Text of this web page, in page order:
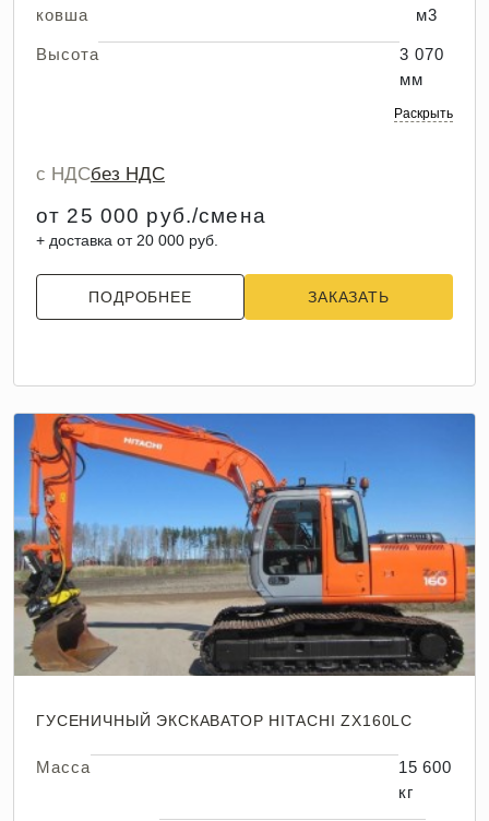
ковша
м3
Высота
3 070
мм
Раскрыть
с НДСбез НДС
от 25 000 руб./смена
+ доставка от 20 000 руб.
ПОДРОБНЕЕ ЗАКАЗАТЬ
ГУСЕНИЧНЫЙ ЭКСКАВАТОР HITACHI ZX160LC
Масса
15 600
кг